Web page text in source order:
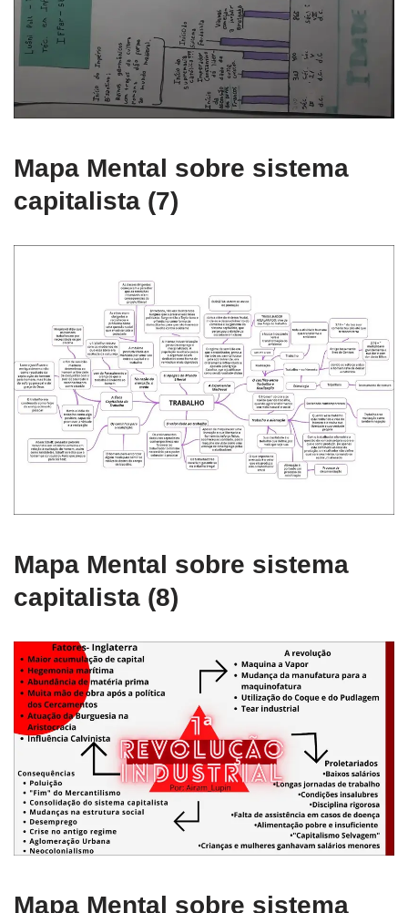
Mapa Mental sobre sistema
capitalista (7)
Mapa Mental sobre sistema
capitalista (8)
Mapa Mental sobre sistema